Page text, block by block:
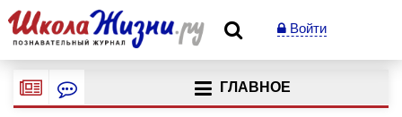
Войти
ГЛАВНОЕ